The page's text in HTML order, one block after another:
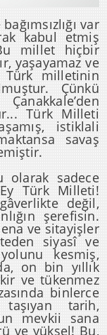
var
kabul etmiş
millet hiçbir
yaşayamaz ve
Türk milletinin
Çünkü
Türk Milleti
istiklali
savaş
olarak sadece
Türk Milleti!
değil,
şerefisin.
ve sitayişler
siyasî ve
kesmiş,
on bin yıllık
ve tükenmez
binlerce
tarih,
mevkii sana
ve yüksel! Bu,